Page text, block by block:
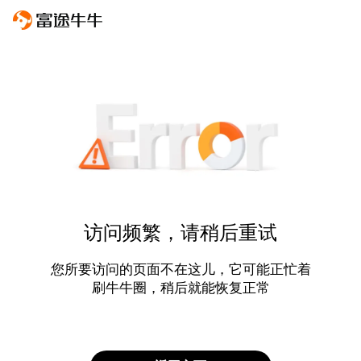
访问频繁，请稍后重试
您所要访问的页面不在这儿，它可能正忙着
刷牛牛圈，稍后就能恢复正常